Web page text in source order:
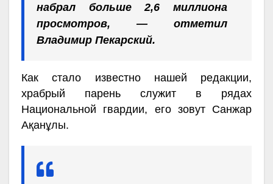
набрал больше 2,6 миллиона
просмотров, — отметил
Владимир Пекарский.
Как стало известно нашей редакции,
храбрый парень служит в рядах
Национальной гвардии, его зовут Санжар
Ақанұлы.